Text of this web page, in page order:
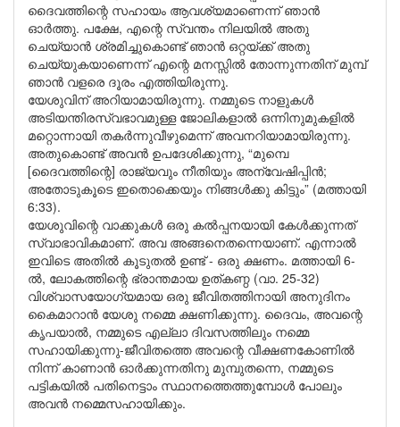
ദൈവത്തിന്റെ സഹായം ആവശ്യമാണെന്ന് ഞാൻ
ഓർത്തു. പക്ഷേ, എന്റെ സ്വന്തം നിലയിൽ അതു
ചെയ്യാൻ ശ്രമിച്ചുകൊണ്ട് ഞാൻ ഒറ്റയ്ക്ക് അതു
ചെയ്യുകയാണെന്ന് എന്റെ മനസ്സിൽ തോന്നുന്നതിന് മുമ്പ്
ഞാൻ വളരെ ദൂരം എത്തിയിരുന്നു.
യേശുവിന് അറിയാമായിരുന്നു. നമ്മുടെ നാളുകൾ
അടിയന്തിരസ്വഭാവമുള്ള ജോലികളാൽ ഒന്നിനുമുകളിൽ
മറ്റൊന്നായി തകർന്നുവീഴുമെന്ന് അവനറിയാമായിരുന്നു.
അതുകൊണ്ട് അവൻ ഉപദേശിക്കുന്നു, “മുമ്പെ
[ദൈവത്തിന്റെ] രാജ്യവും നീതിയും അന്വേഷിപ്പിൻ;
അതോടുകൂടെ ഇതൊക്കെയും നിങ്ങൾക്കു കിട്ടും” (മത്തായി
6:33).
യേശുവിന്റെ വാക്കുകൾ ഒരു കൽപ്പനയായി കേൾക്കുന്നത്
സ്വാഭാവികമാണ്. അവ അങ്ങനെതന്നെയാണ്. എന്നാൽ
ഇവിടെ അതിൽ കൂടുതൽ ഉണ്ട് - ഒരു ക്ഷണം. മത്തായി 6-
ൽ, ലോകത്തിന്റെ ഭ്രാന്തമായ ഉത്കണ്ഠ (വാ. 25-32)
വിശ്വാസയോഗ്യമായ ഒരു ജീവിതത്തിനായി അനുദിനം
കൈമാറാൻ യേശു നമ്മെ ക്ഷണിക്കുന്നു. ദൈവം, അവന്റെ
കൃപയാൽ, നമ്മുടെ എല്ലാ ദിവസത്തിലും നമ്മെ
സഹായിക്കുന്നു-ജീവിതത്തെ അവന്റെ വീക്ഷണകോണിൽ
നിന്ന് കാണാൻ ഓർക്കുന്നതിനു മുമ്പുതന്നെ, നമ്മുടെ
പട്ടികയിൽ പതിനെട്ടാം സ്ഥാനത്തെത്തുമ്പോൾ പോലും
അവൻ നമ്മെസഹായിക്കും.